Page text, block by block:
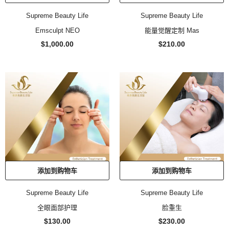
Supreme Beauty Life
Emsculpt NEO
$1,000.00
Supreme Beauty Life
能量觉醒定制 Mas
$210.00
添加到购物车
Supreme Beauty Life
全眼面部护理
$130.00
添加到购物车
Supreme Beauty Life
脸重生
$230.00